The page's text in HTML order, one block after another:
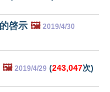
啓示 🖼️ 2019/4/30
🖼️ 2019/4/29 (243,047次)